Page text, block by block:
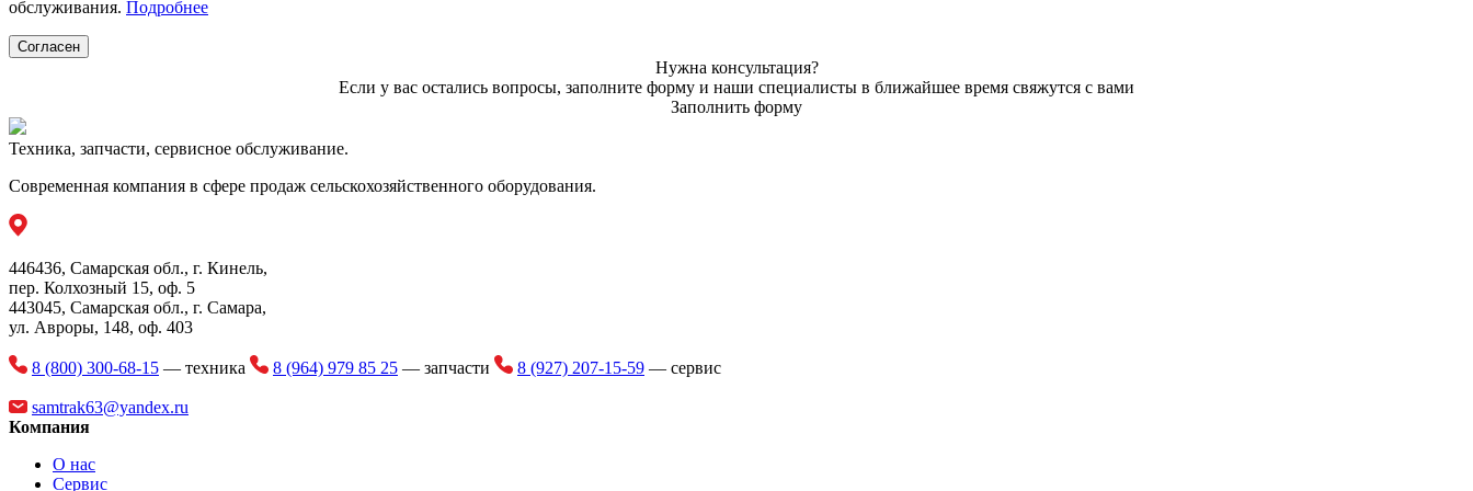
внесения удобрений представляет собой каток с постоянным шагом, установленный на шестиугольной оси. Семена и удобрения помещаются в одну и ту же подающую трубку, а затем в
одну и ту же посевную борозду.
Объем бункера для семян
обслуживания. Подробнее
Согласен
Нужна консультация?
Если у вас остались вопросы, заполните форму и наши специалисты в ближайшее время свяжутся с вами
Заполнить форму
Техника, запчасти, сервисное обслуживание.
Современная компания в сфере продаж сельскохозяйственного оборудования.
446436, Самарская обл., г. Кинель,
пер. Колхозный 15, оф. 5
443045, Самарская обл., г. Самара,
ул. Авроры, 148, оф. 403
8 (800) 300-68-15 — техника 8 (964) 979 85 25 — запчасти 8 (927) 207-15-59 — сервис
samtrak63@yandex.ru
Компания
О нас
Сервис